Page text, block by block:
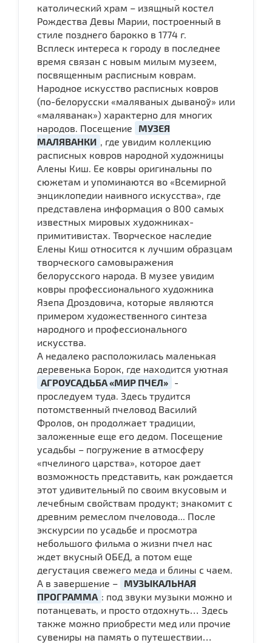
католический храм – изящный костел
Рождества Девы Марии, построенный в
стиле позднего барокко в 1774 г.
Всплеск интереса к городу в последнее
время связан с новым милым музеем,
посвященным расписным коврам.
Народное искусство расписных ковров
(по-белорусски «маляваных дываноў» или
«маляванак») характерно для многих
народов. Посещение
МУЗЕЯ
МАЛЯВАНКИ
, где увидим коллекцию
расписных ковров народной художницы
Алены Киш. Ее ковры оригинальны по
сюжетам и упоминаются во «Всемирной
энциклопедии наивного искусства», где
представлена ​​информация о 800 самых
известных мировых художниках-
примитивистах. Творческое наследие
Елены Киш относится к лучшим образцам
творческого самовыражения
белорусского народа. В музее увидим
ковры профессионального художника
Язепа Дроздовича, которые являются
примером художественного синтеза
народного и профессионального
искусства.
А недалеко расположилась маленькая
деревенька Борок, где находится уютная
АГРОУСАДЬБА «МИР ПЧЕЛ» -
проследуем туда. Здесь трудится
потомственный пчеловод Василий
Фролов, он продолжает традиции,
заложенные еще его дедом. Посещение
усадьбы – погружение в атмосферу
«пчелиного царства», которое дает
возможность представить, как рождается
этот удивительный по своим вкусовым и
лечебным свойствам продукт; знакомит с
древним ремеслом пчеловода... После
экскурсии по усадьбе и просмотра
небольшого фильма о жизни пчел нас
ждет вкусный ОБЕД, а потом еще
дегустация свежего меда и блины с чаем.
А в завершение – МУЗЫКАЛЬНАЯ
ПРОГРАММА : под звуки музыки можно и
потанцевать, и просто отдохнуть… Здесь
также можно приобрести мед или прочие
сувениры на память о путешествии…